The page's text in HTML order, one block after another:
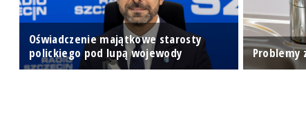
Oświadczenie majątkowe starosty
polickiego pod lupą wojewody
Problemy